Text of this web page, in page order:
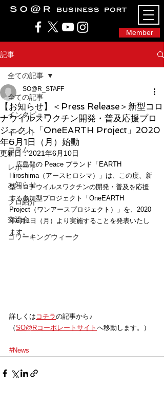
Member
SO@Rビジネスポート｜広島市のシェアオフィ
ス・コワーキングスペース
記事
全ての記事
インタビュー
イベント
コラム
レポート
お知らせ
プロ紹介
交流会
コワーキングウィーク
全ての記事
【お知らせ】＜Press Release＞新型コロ
ナウイルスワクチン開発・普及応援プロ
ジェクト「OneEARTH Project」2020
年6月1日（月）始動
SO@R_STAFF
更新日：2021年6月10日
広島発の Peace ブランド「EARTH
Hiroshima（アースヒロシマ）」は、この度、新
型コロナウイルスワクチンの開発・普及を応援
する参加型プロジェクト「OneEARTH
Project（ワンアースプロジェクト）」を、2020
年6月1日（月）より実施することを発表いたし
ます。
詳しくは コチラの記事から♪
（SO@Rコーポレートサイト へ移動します。）
#News